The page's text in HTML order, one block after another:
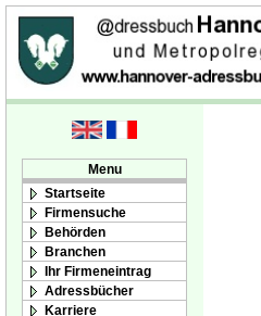
Menu
Startseite
Firmensuche
Behörden
Branchen
Ihr Firmeneintrag
Adressbücher
Karriere